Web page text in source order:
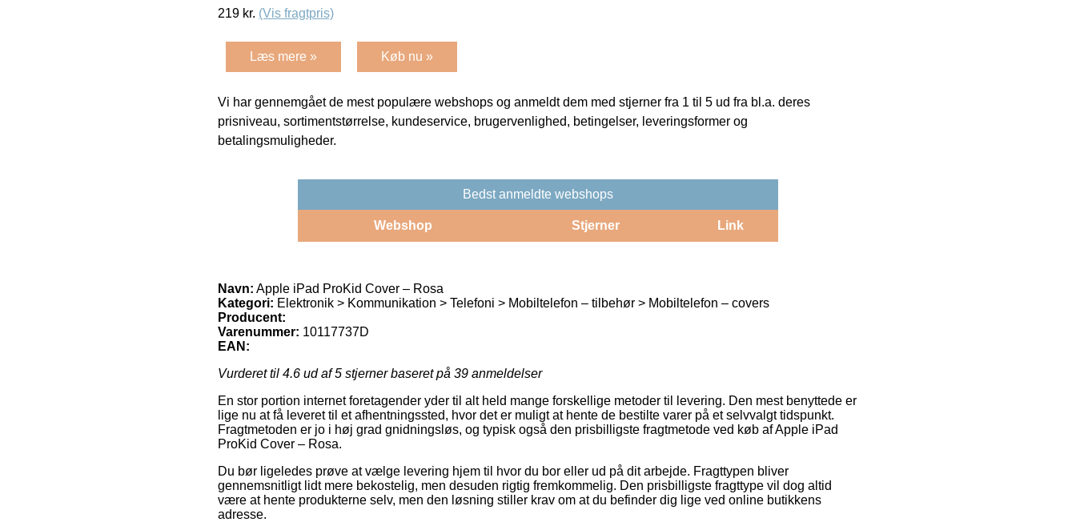
219 kr. (Vis fragtpris)
Læs mere » Køb nu »
Vi har gennemgået de mest populære webshops og anmeldt dem med stjerner fra 1 til 5 ud fra bl.a. deres
prisniveau, sortimentstørrelse, kundeservice, brugervenlighed, betingelser, leveringsformer og
betalingsmuligheder.
Bedst anmeldte webshops
Webshop Stjerner Link
Navn: Apple iPad ProKid Cover – Rosa
Kategori: Elektronik > Kommunikation > Telefoni > Mobiltelefon – tilbehør > Mobiltelefon – covers
Producent:
Varenummer: 10117737D
EAN:
Vurderet til 4.6 ud af 5 stjerner baseret på 39 anmeldelser
En stor portion internet foretagender yder til alt held mange forskellige metoder til levering. Den mest benyttede er
lige nu at få leveret til et afhentningssted, hvor det er muligt at hente de bestilte varer på et selvvalgt tidspunkt.
Fragtmetoden er jo i høj grad gnidningsløs, og typisk også den prisbilligste fragtmetode ved køb af Apple iPad
ProKid Cover – Rosa.
Du bør ligeledes prøve at vælge levering hjem til hvor du bor eller ud på dit arbejde. Fragttypen bliver
gennemsnitligt lidt mere bekostelig, men desuden rigtig fremkommelig. Den prisbilligste fragttype vil dog altid
være at hente produkterne selv, men den løsning stiller krav om at du befinder dig lige ved online butikkens
adresse.